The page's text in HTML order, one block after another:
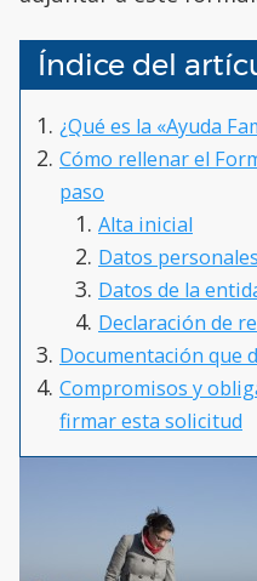
Índice del
¿Qué es la «Ayuda
Cómo rellenar el
paso
Alta inicial
Datos
Datos de la
Declaración de
Documentación que
Compromisos y
firmar esta solicitud